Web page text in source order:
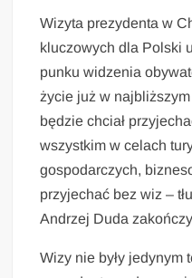
Wizyta prezydenta w
kluczowych dla Polski
punku widzenia
życie już w
będzie chciał
wszystkim w celach
gospodarczych,
przyjechać bez wiz –
Andrzej Duda
Wizy nie były jedynym